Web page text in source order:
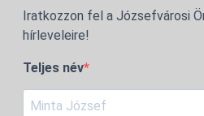
Iratkozzon fel a Józsefvárosi
hírleveleire!
Teljes név